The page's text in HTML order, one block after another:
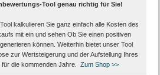
Tool genau richtig für Sie!
kalkulieren Sie ganz einfach alle Kosten des
mit ein und sehen Ob Sie einen positiven
können. Weiterhin bietet unser Tool
zur Wertsteigerung und der Aufstellung Ihres
für die kommenden Jahre. Zum Shop >>